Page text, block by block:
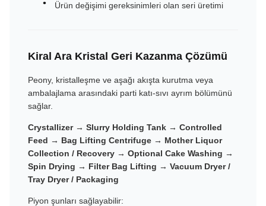
Ürün değişimi gereksinimleri olan seri üretimi
Kiral Ara Kristal Geri Kazanma Çözümü
Peony, kristalleşme ve aşağı akışta kurutma veya
ambalajlama arasındaki parti katı-sıvı ayrım bölümünü
sağlar.
Crystallizer → Slurry Holding Tank → Controlled
Feed → Bag Lifting Centrifuge → Mother Liquor
Collection / Recovery → Optional Cake Washing →
Spin Drying → Filter Bag Lifting → Vacuum Dryer /
Tray Dryer / Packaging
Piyon şunları sağlayabilir: